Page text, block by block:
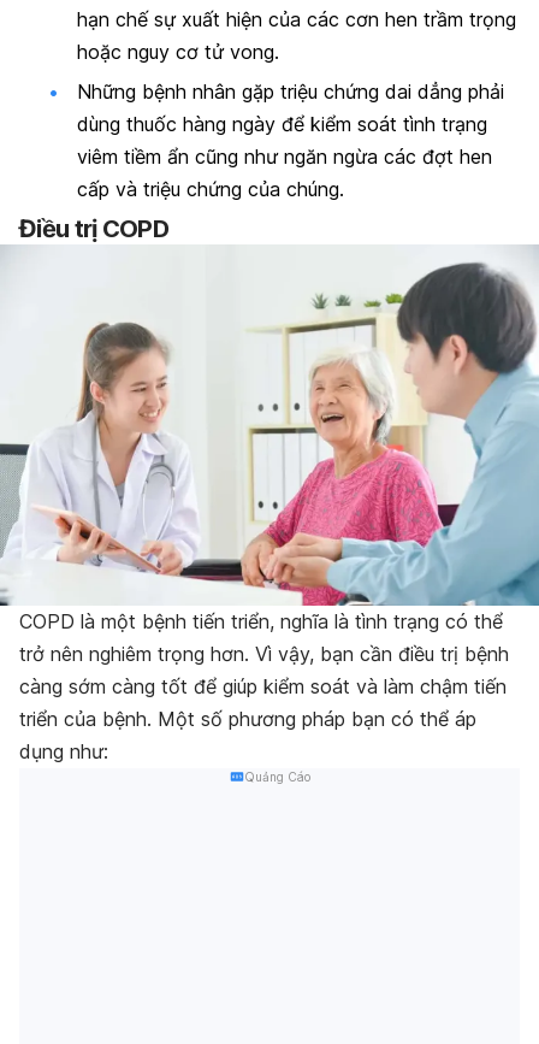
hạn chế sự xuất hiện của các cơn hen trầm trọng
hoặc nguy cơ tử vong.
Những bệnh nhân gặp triệu chứng dai dẳng phải
dùng thuốc hàng ngày để kiểm soát tình trạng
viêm tiềm ẩn cũng như ngăn ngừa các đợt hen
cấp và triệu chứng của chúng.
Điều trị COPD
COPD là một bệnh tiến triển, nghĩa là tình trạng có thể
trở nên nghiêm trọng hơn. Vì vậy, bạn cần điều trị bệnh
càng sớm càng tốt để giúp kiểm soát và làm chậm tiến
triển của bệnh. Một số phương pháp bạn có thể áp
dụng như:
Quảng Cáo